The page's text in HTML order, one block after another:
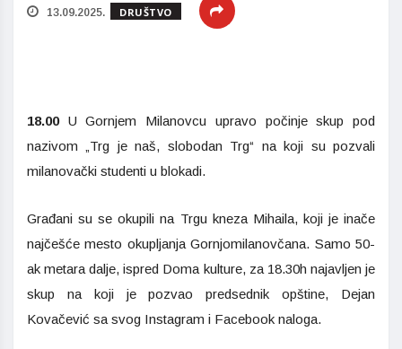
13.09.2025. DRUŠTVO
18.00U Gornjem Milanovcu upravo počinje skup pod
nazivom „Trg je naš, slobodan Trg“ na koji su pozvali
milanovački studenti u blokadi.
Građani su se okupili na Trgu kneza Mihaila, koji je inače
najčešće mesto okupljanja Gornjomilanovčana. Samo 50-
ak metara dalje, ispred Doma kulture, za 18.30h najavljen je
skup na koji je pozvao predsednik opštine, Dejan
Kovačević sa svog Instagram i Facebook naloga.